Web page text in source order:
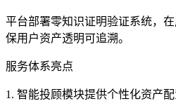
平台部署零知识证明验证系统，
保用户资产透明可追溯。
服务体系亮点
1. 智能投顾模块提供个性化资产